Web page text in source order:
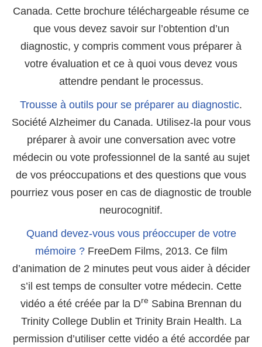
Canada. Cette brochure téléchargeable résume ce
que vous devez savoir sur l’obtention d’un
diagnostic, y compris comment vous préparer à
votre évaluation et ce à quoi vous devez vous
attendre pendant le processus.
Trousse à outils pour se préparer au diagnostic.
Société Alzheimer du Canada. Utilisez-la pour vous
préparer à avoir une conversation avec votre
médecin ou vote professionnel de la santé au sujet
de vos préoccupations et des questions que vous
pourriez vous poser en cas de diagnostic de trouble
neurocognitif.
Quand devez-vous vous préoccuper de votre
mémoire ?FreeDem Films, 2013. Ce film
d’animation de 2 minutes peut vous aider à décider
s’il est temps de consulter votre médecin. Cette
vidéo a été créée par la Dre Sabina Brennan du
Trinity College Dublin et Trinity Brain Health. La
permission d’utiliser cette vidéo a été accordée par